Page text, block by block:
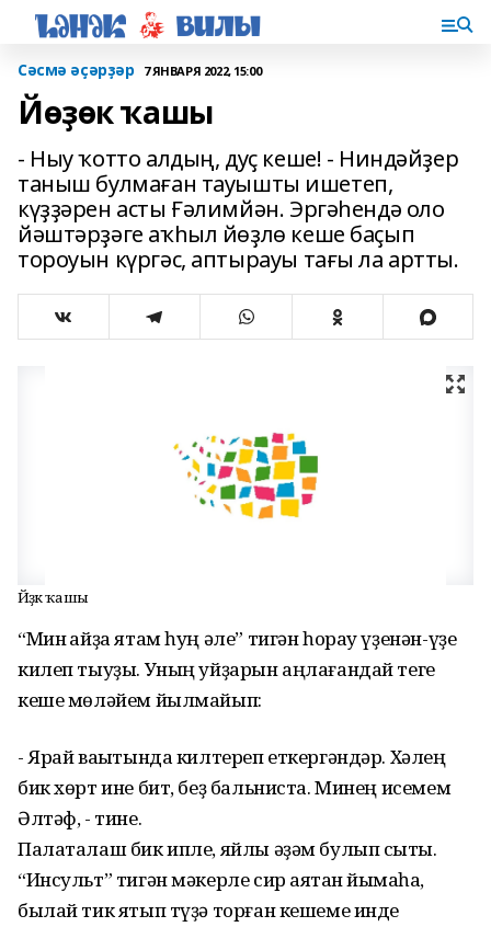
Сәсмә әҫәрҙәр 7 ЯНВАРЯ 2022, 15:00
Йөҙөк ҡашы
- Ныу ҡотто алдың, дуҫ кеше! - Ниндәйҙер
таныш булмаған тауышты ишетеп,
күҙҙәрен асты Ғәлимйән. Эргәһендә оло
йәштәрҙәге аҡһыл йөҙлө кеше баҫып
тороуын күргәс, аптырауы тағы ла артты.
Йөҙөк ҡашы
“Мин ҡайҙа ятам һуң әле” тигән һорау үҙенән-үҙе
килеп тыуҙы. Уның уйҙарын аңлағандай теге
кеше мөләйем йылмайып:
- Ярай ваҡытында килтереп еткергәндәр. Хәлең
бик хөрт ине бит, беҙ бальниста. Минең исемем
Әлтәф, - тине.
Палаталаш бик ипле, яйлы әҙәм булып сыҡты.
“Инсульт” тигән мәкерле сир аяҡтан йыҡмаһа,
былай тик ятып түҙә торған кешеме инде